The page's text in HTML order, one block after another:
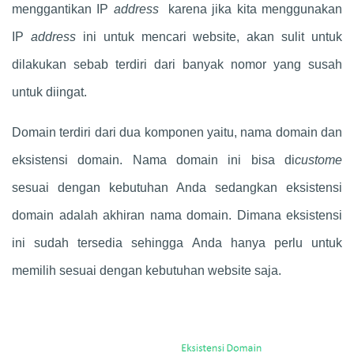
menggantikan IP address karena jika kita menggunakan
IP addressini untuk mencari website, akan sulit untuk
dilakukan sebab terdiri dari banyak nomor yang susah
untuk diingat.
Domain terdiri dari dua komponen yaitu, nama domain dan
eksistensi domain. Nama domain ini bisa dicustome
sesuai dengan kebutuhan Anda sedangkan eksistensi
domain adalah akhiran nama domain. Dimana eksistensi
ini sudah tersedia sehingga Anda hanya perlu untuk
memilih sesuai dengan kebutuhan website saja.